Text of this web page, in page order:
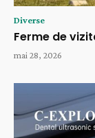
Diverse
Ferme de
mai 28, 2026